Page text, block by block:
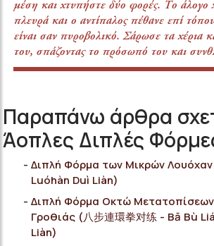
μέση και χτυπήστε δύο φορές. Το άλογο
πλευρά και ο αντίπαλος πέθανε επί
είναι σαν πυροβολικό. Σάρωσε τα χέρια
του, σπάζοντας το πρόσωπό του και
Παραπάνω άρθρα
Άοπλες Διπλές
Διπλή Φόρμα των Μικρών Λουόχαν
Luóhàn Duì Liàn)
Διπλή Φόρμα Οκτώ
Γροθιάς (八步連環拳对练 - Bā Bù
Liàn)